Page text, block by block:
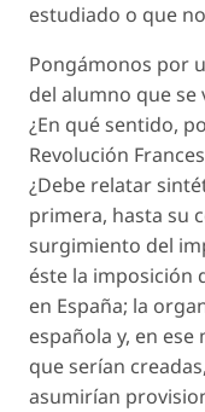
estudiado o que
Pongámonos por
del alumno que
¿En qué sentido,
Revolución
¿Debe relatar
primera, hasta su
surgimiento del
éste la imposición
en España; la
española y, en
que serían
asumirían